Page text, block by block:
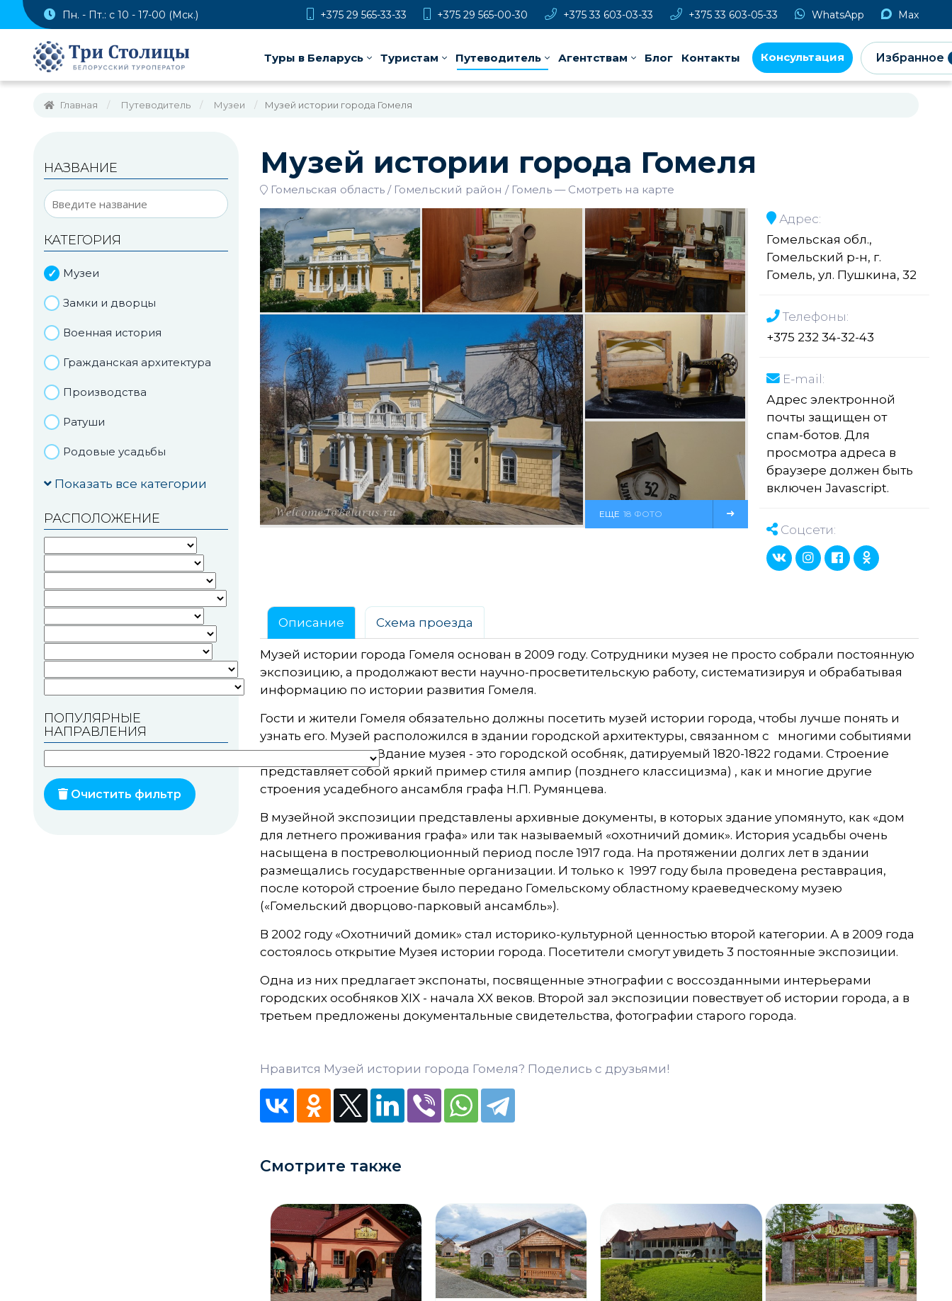
Пн. - Пт.: с 10 - 17-00 (Мск.) +375 29 565-33-33 +375 29 565-00-30 +375 33 603-03-33 +375 33 603-05-33 WhatsApp Max
Туры в Беларусь Туристам Путеводитель Агентствам Блог Контакты Консультация Избранное
Главная Путеводитель Музеи Музей истории города Гомеля
НАЗВАНИЕ
КАТЕГОРИЯ
Музеи
Замки и дворцы
Военная история
Гражданская архитектура
Производства
Ратуши
Родовые усадьбы
Садово-парковая
Национальные парки и
заказники
Озера и водоемы
Памятники археологии
Памятники геодезии
Памятники известным
людям
Монастыри
Показать все категории
РАСПОЛОЖЕНИЕ
ПОПУЛЯРНЫЕ
НАПРАВЛЕНИЯ
Очистить фильтр
Музей истории города Гомеля
Гомельская область Гомельский район Гомель — Смотреть на карте
ЕЩЕ 18 ФОТО
Адрес:
Гомельская обл.,
Гомельский р-н, г.
Гомель, ул. Пушкина, 32
Телефоны:
+375 232 34-32-43
E-mail:
Адрес электронной
почты защищен от
спам-ботов. Для
просмотра адреса в
браузере должен быть
включен Javascript.
Соцсети:
Описание Схема проезда
Музей истории города Гомеля основан в 2009 году. Сотрудники музея не просто собрали постоянную
экспозицию, а продолжают вести научно-просветительскую работу, систематизируя и обрабатывая
информацию по истории развития Гомеля.
Гости и жители Гомеля обязательно должны посетить музей истории города, чтобы лучше понять и
узнать его. Музей расположился в здании городской архитектуры, связанном с многими событиями
в истории города. Здание музея - это городской особняк, датируемый 1820-1822 годами. Строение
представляет собой яркий пример стиля ампир (позднего классицизма) , как и многие другие
строения усадебного ансамбля графа Н.П. Румянцева.
В музейной экспозиции представлены архивные документы, в которых здание упомянуто, как «дом
для летнего проживания графа» или так называемый «охотничий домик». История усадьбы очень
насыщена в постреволюционный период после 1917 года. На протяжении долгих лет в здании
размещались государственные организации. И только к 1997 году была проведена реставрация,
после которой строение было передано Гомельскому областному краеведческому музею
(«Гомельский дворцово-парковый ансамбль»).
В 2002 году «Охотничий домик» стал историко-культурной ценностью второй категории. А в 2009 года
состоялось открытие Музея истории города. Посетители смогут увидеть 3 постоянные экспозиции.
Одна из них предлагает экспонаты, посвященные этнографии с воссозданными интерьерами
городских особняков XIX - начала XX веков. Второй зал экспозиции повествует об истории города, а в
третьем предложены документальные свидетельства, фотографии старого города.
Нравится Музей истории города Гомеля? Поделись с друзьями!
Смотрите также